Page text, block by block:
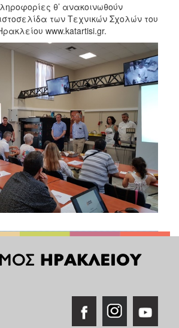
θ’ ανακοινωθούν
των Τεχνικών Σχολών του
www.katartisi.gr.